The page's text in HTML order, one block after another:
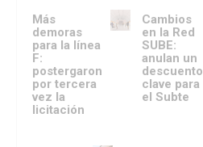
Más
demoras
para la línea
F:
postergaron
por tercera
vez la
licitación
Cambios
en la Red
SUBE:
anulan un
descuento
clave para
el Subte